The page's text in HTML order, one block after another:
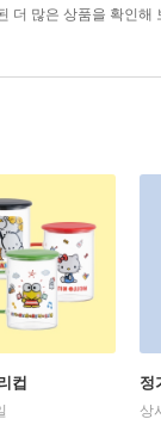
더 많은 상품을 확인해
컵 정
상